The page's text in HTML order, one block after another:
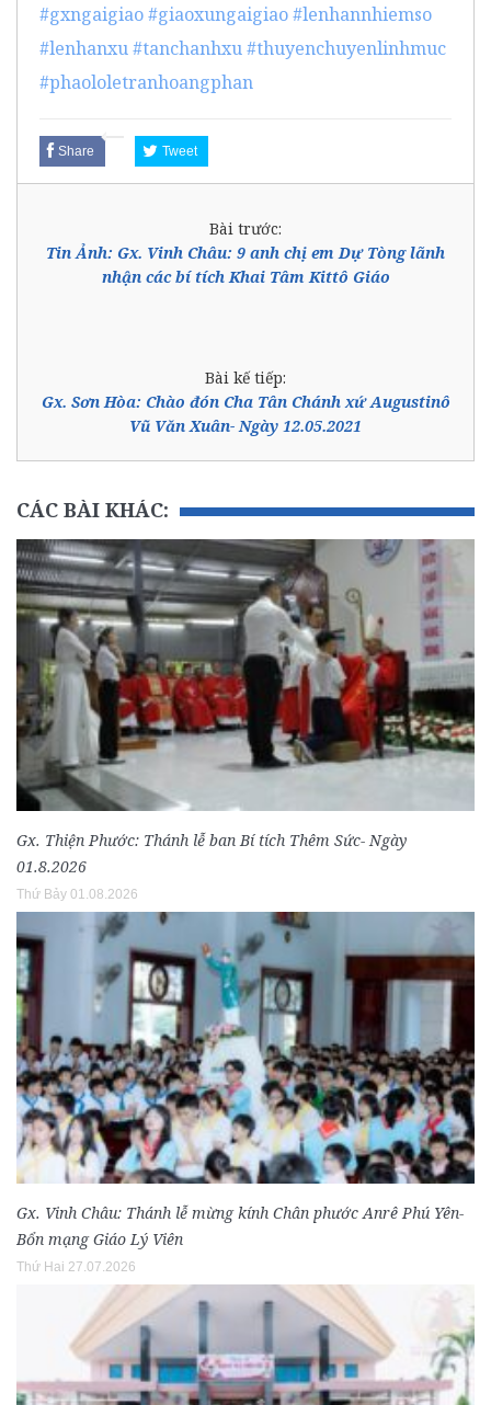
#gxngaigiao#giaoxungaigiao#lenhannhiemso
#lenhanxu#tanchanhxu#thuyenchuyenlinhmuc
#phaololetranhoangphan
Share Tweet
Bài trước:
Tin Ảnh: Gx. Vinh Châu: 9 anh chị em Dự Tòng lãnh
nhận các bí tích Khai Tâm Kittô Giáo
Bài kế tiếp:
Gx. Sơn Hòa: Chào đón Cha Tân Chánh xứ Augustinô
Vũ Văn Xuân- Ngày 12.05.2021
CÁC BÀI KHÁC:
Gx. Thiện Phước: Thánh lễ ban Bí tích Thêm Sức- Ngày
01.8.2026
Thứ Bảy 01.08.2026
Gx. Vinh Châu: Thánh lễ mừng kính Chân phước Anrê Phú Yên-
Bổn mạng Giáo Lý Viên
Thứ Hai 27.07.2026